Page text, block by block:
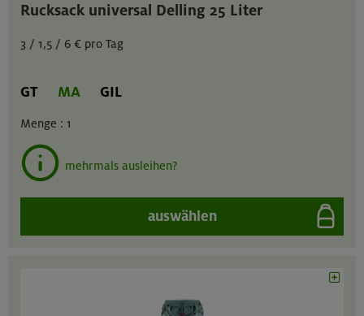
Rucksack universal Delling 25 Liter
3 / 1,5 / 6 € pro Tag
GT MA GIL
Menge : 1
mehrmals ausleihen?
auswählen